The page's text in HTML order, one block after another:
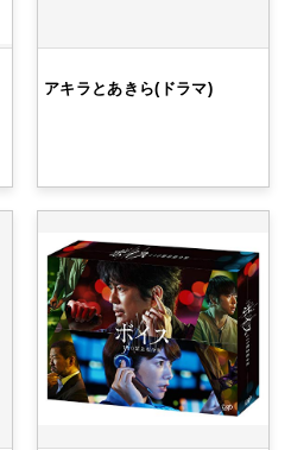
アキラとあきら(ドラマ)